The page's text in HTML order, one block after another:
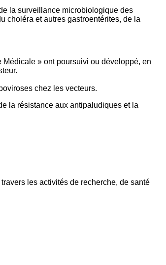
la surveillance microbiologique des
choléra et autres gastroentérites, de la
» ont poursuivi ou développé, en
chez les vecteurs.
la résistance aux antipaludiques et la
les activités de recherche, de santé